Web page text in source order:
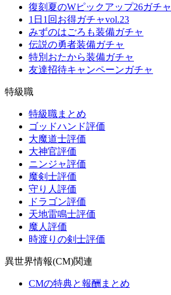
復刻夏のWピックアップ26ガチャ
1日1回お得ガチャvol.23
みずのはごろも装備ガチャ
伝説の勇者装備ガチャ
特別おたから装備ガチャ
友達招待キャンペーンガチャ
特級職
特級職まとめ
ゴッドハンド評価
大魔道士評価
大神官評価
ニンジャ評価
魔剣士評価
守り人評価
ドラゴン評価
天地雷鳴士評価
魔人評価
時渡りの剣士評価
異世界情報(CM)関連
CMの特典と報酬まとめ